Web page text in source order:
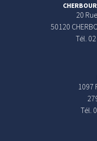
20
50120
Tél.
1097
Tél.